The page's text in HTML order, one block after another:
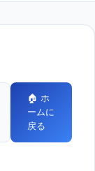
🏠 ホ
ームに
戻る